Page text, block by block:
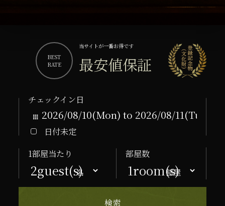
BEST
RATE
最安値保証
当サイトが一番お得です
チェックイン日
日付未定
1部屋当たり
名
部屋数
部屋